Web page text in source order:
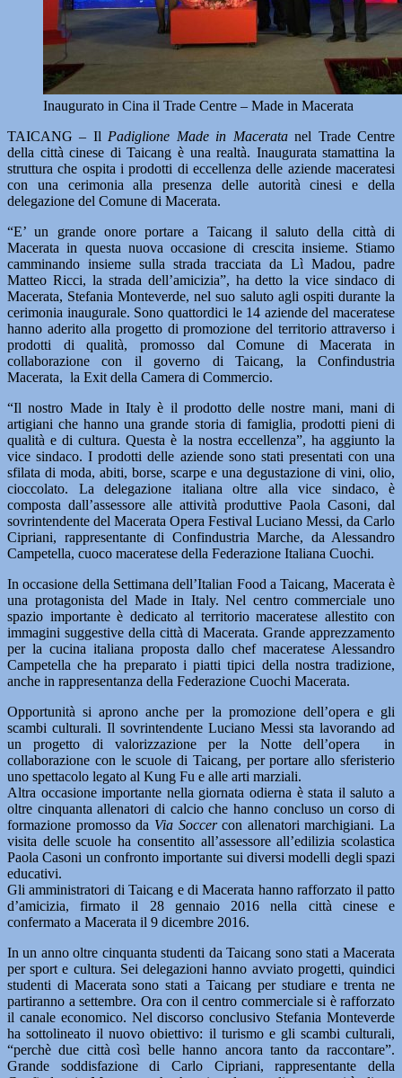
Inaugurato in Cina il Trade Centre – Made in Macerata
TAICANG – Il Padiglione Made in Maceratanel Trade Centre
della città cinese di Taicang è una realtà. Inaugurata stamattina la
struttura che ospita i prodotti di eccellenza delle aziende maceratesi
con una cerimonia alla presenza delle autorità cinesi e della
delegazione del Comune di Macerata.
“E’ un grande onore portare a Taicang il saluto della città di
Macerata in questa nuova occasione di crescita insieme. Stiamo
camminando insieme sulla strada tracciata da Lì Madou, padre
Matteo Ricci, la strada dell’amicizia”, ha detto la vice sindaco di
Macerata, Stefania Monteverde, nel suo saluto agli ospiti durante la
cerimonia inaugurale. Sono quattordici le 14 aziende del maceratese
hanno aderito alla progetto di promozione del territorio attraverso i
prodotti di qualità, promosso dal Comune di Macerata in
collaborazione con il governo di Taicang, la Confindustria
Macerata, la Exit della Camera di Commercio.
“Il nostro Made in Italy è il prodotto delle nostre mani, mani di
artigiani che hanno una grande storia di famiglia, prodotti pieni di
qualità e di cultura. Questa è la nostra eccellenza”, ha aggiunto la
vice sindaco. I prodotti delle aziende sono stati presentati con una
sfilata di moda, abiti, borse, scarpe e una degustazione di vini, olio,
cioccolato. La delegazione italiana oltre alla vice sindaco, è
composta dall’assessore alle attività produttive Paola Casoni, dal
sovrintendente del Macerata Opera Festival Luciano Messi, da Carlo
Cipriani, rappresentante di Confindustria Marche, da Alessandro
Campetella, cuoco maceratese della Federazione Italiana Cuochi.
In occasione della Settimana dell’Italian Food a Taicang, Macerata è
una protagonista del Made in Italy. Nel centro commerciale uno
spazio importante è dedicato al territorio maceratese allestito con
immagini suggestive della città di Macerata. Grande apprezzamento
per la cucina italiana proposta dallo chef maceratese Alessandro
Campetella che ha preparato i piatti tipici della nostra tradizione,
anche in rappresentanza della Federazione Cuochi Macerata.
Opportunità si aprono anche per la promozione dell’opera e gli
scambi culturali. Il sovrintendente Luciano Messi sta lavorando ad
un progetto di valorizzazione per la Notte dell’opera in
collaborazione con le scuole di Taicang, per portare allo sferisterio
uno spettacolo legato al Kung Fu e alle arti marziali.
Altra occasione importante nella giornata odierna è stata il saluto a
oltre cinquanta allenatori di calcio che hanno concluso un corso di
formazione promosso da Via Soccercon allenatori marchigiani. La
visita delle scuole ha consentito all’assessore all’edilizia scolastica
Paola Casoni un confronto importante sui diversi modelli degli spazi
educativi.
Gli amministratori di Taicang e di Macerata hanno rafforzato il patto
d’amicizia, firmato il 28 gennaio 2016 nella città cinese e
confermato a Macerata il 9 dicembre 2016.
In un anno oltre cinquanta studenti da Taicang sono stati a Macerata
per sport e cultura. Sei delegazioni hanno avviato progetti, quindici
studenti di Macerata sono stati a Taicang per studiare e trenta ne
partiranno a settembre. Ora con il centro commerciale si è rafforzato
il canale economico. Nel discorso conclusivo Stefania Monteverde
ha sottolineato il nuovo obiettivo: il turismo e gli scambi culturali,
“perchè due città così belle hanno ancora tanto da raccontare”.
Grande soddisfazione di Carlo Cipriani, rappresentante della